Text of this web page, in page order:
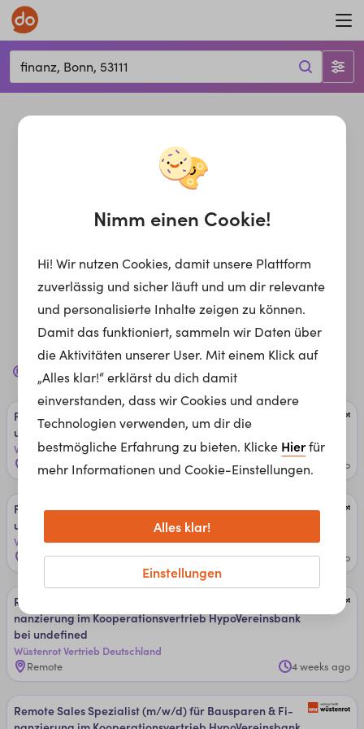
finanz, Bonn, 53111
finanz Jobs für dich in Bonn, 53111
Fi­nanz­be­ra­ter (m/w/d) Ver­si­che­run­g/Ver­mö­gen bei
un­de­fi­ned
Wüstenrot Vertrieb Deutschland
Remote 2 weeks ago
Fi­nanz­be­ra­ter (m/w/d) Ver­si­che­run­g/Ver­mö­gen bei
un­de­fi­ned
Wüstenrot Vertrieb Deutschland
Remote 2 weeks ago
Re­mo­te ­Sa­les ­Spe­zia­lis­t (m/w/d) ­für Bau­spa­ren & ­Fi­
nan­zie­run­g im ­Ko­ope­ra­ti­ons­ver­trie­b ­Hy­po­Ver­eins­ban­k
bei un­de­fi­ned
Wüstenrot Vertrieb Deutschland
Remote 4 weeks ago
Re­mo­te ­Sa­les ­Spe­zia­lis­t (m/w/d) ­für Bau­spa­ren & ­Fi­
Nimm einen Cookie!
Hi! Wir nutzen Cookies, damit unsere Plattform
zuverlässig und sicher läuft und um dir relevante
und personalisierte Inhalte zeigen zu können.
Damit das funktioniert, sammeln wir Daten über
die Aktivitäten unserer User. Mit einem Klick auf
„Alles klar!“ erklärst du dich damit
einverstanden, dass wir Cookies und andere
Technologien verwenden, um dir die
bestmögliche Erfahrung zu bieten. Klicke Hierfür
mehr Informationen und Cookie-Einstellungen.
Einstellungen
Alles klar!